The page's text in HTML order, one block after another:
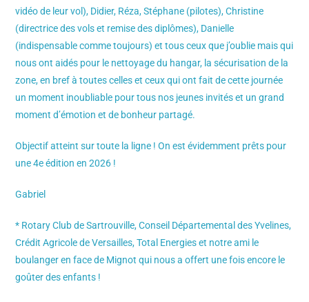
vidéo de leur vol), Didier, Réza, Stéphane (pilotes), Christine
(directrice des vols et remise des diplômes), Danielle
(indispensable comme toujours) et tous ceux que j’oublie mais qui
nous ont aidés pour le nettoyage du hangar, la sécurisation de la
zone, en bref à toutes celles et ceux qui ont fait de cette journée
un moment inoubliable pour tous nos jeunes invités et un grand
moment d’émotion et de bonheur partagé.
Objectif atteint sur toute la ligne ! On est évidemment prêts pour
une 4e édition en 2026 !
Gabriel
* Rotary Club de Sartrouville, Conseil Départemental des Yvelines,
Crédit Agricole de Versailles, Total Energies et notre ami le
boulanger en face de Mignot qui nous a offert une fois encore le
goûter des enfants !